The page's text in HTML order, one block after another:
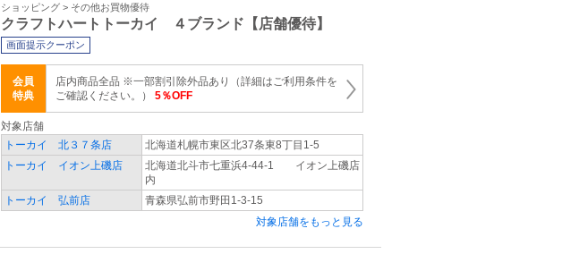
ショッピング > その他お買物優待
クラフトハートトーカイ ４ブランド【店舗優待】
画面提示クーポン
会員
特典
店内商品全品 ※一部割引除外品あり（詳細はご利用条件を
ご確認ください。） 5％OFF
対象店舗
トーカイ 北３７条店
北海道札幌市東区北37条東8丁目1-5
トーカイ イオン上磯店
北海道北斗市七重浜4-44-1 イオン上磯店
内
トーカイ 弘前店
青森県弘前市野田1-3-15
対象店舗をもっと見る